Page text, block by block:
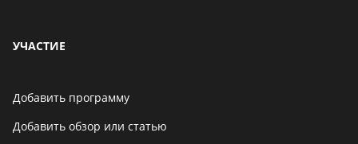
УЧАСТИЕ
Добавить программу
Добавить обзор или статью